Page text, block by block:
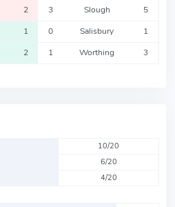
2 3 Slough 5
1 0 Salisbury 1
2 1 Worthing 3
10/20
6/20
4/20